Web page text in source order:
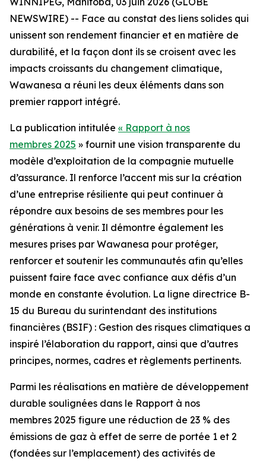
NEWSWIRE) -- Face au constat des liens solides qui
unissent son rendement financier et en matière de
durabilité, et la façon dont ils se croisent avec les
impacts croissants du changement climatique,
Wawanesa a réuni les deux éléments dans son
premier rapport intégré.
La publication intitulée « Rapport à nos
membres 2025 » fournit une vision transparente du
modèle d’exploitation de la compagnie mutuelle
d’assurance. Il renforce l’accent mis sur la création
d’une entreprise résiliente qui peut continuer à
répondre aux besoins de ses membres pour les
générations à venir. Il démontre également les
mesures prises par Wawanesa pour protéger,
renforcer et soutenir les communautés afin qu’elles
puissent faire face avec confiance aux défis d’un
monde en constante évolution. La ligne directrice B-
15 du Bureau du surintendant des institutions
financières (BSIF) : Gestion des risques climatiques a
inspiré l’élaboration du rapport, ainsi que d’autres
principes, normes, cadres et règlements pertinents.
Parmi les réalisations en matière de développement
durable soulignées dans le Rapport à nos
membres 2025 figure une réduction de 23 % des
émissions de gaz à effet de serre de portée 1 et 2
(fondées sur l’emplacement) des activités de